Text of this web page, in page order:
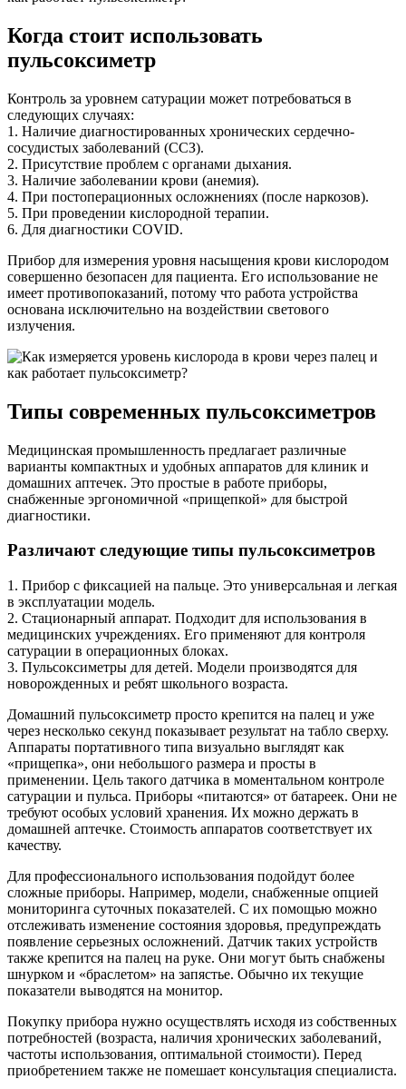
Когда стоит использовать
пульсоксиметр
Контроль за уровнем сатурации может потребоваться в
следующих случаях:
1. Наличие диагностированных хронических сердечно-
сосудистых заболеваний (ССЗ).
2. Присутствие проблем с органами дыхания.
3. Наличие заболевании крови (анемия).
4. При постоперационных осложнениях (после наркозов).
5. При проведении кислородной терапии.
6. Для диагностики COVID.
Прибор для измерения уровня насыщения крови кислородом
совершенно безопасен для пациента. Его использование не
имеет противопоказаний, потому что работа устройства
основана исключительно на воздействии светового
излучения.
Типы современных пульсоксиметров
Медицинская промышленность предлагает различные
варианты компактных и удобных аппаратов для клиник и
домашних аптечек. Это простые в работе приборы,
снабженные эргономичной «прищепкой» для быстрой
диагностики.
Различают следующие типы пульсоксиметров
1. Прибор с фиксацией на пальце. Это универсальная и легкая
в эксплуатации модель.
2. Стационарный аппарат. Подходит для использования в
медицинских учреждениях. Его применяют для контроля
сатурации в операционных блоках.
3. Пульсоксиметры для детей. Модели производятся для
новорожденных и ребят школьного возраста.
Домашний пульсоксиметр просто крепится на палец и уже
через несколько секунд показывает результат на табло сверху.
Аппараты портативного типа визуально выглядят как
«прищепка», они небольшого размера и просты в
применении. Цель такого датчика в моментальном контроле
сатурации и пульса. Приборы «питаются» от батареек. Они не
требуют особых условий хранения. Их можно держать в
домашней аптечке. Стоимость аппаратов соответствует их
качеству.
Для профессионального использования подойдут более
сложные приборы. Например, модели, снабженные опцией
мониторинга суточных показателей. С их помощью можно
отслеживать изменение состояния здоровья, предупреждать
появление серьезных осложнений. Датчик таких устройств
также крепится на палец на руке. Они могут быть снабжены
шнурком и «браслетом» на запястье. Обычно их текущие
показатели выводятся на монитор.
Покупку прибора нужно осуществлять исходя из собственных
потребностей (возраста, наличия хронических заболеваний,
частоты использования, оптимальной стоимости). Перед
приобретением также не помешает консультация специалиста.